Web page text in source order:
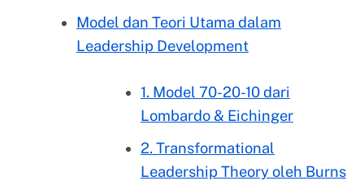
Model dan Teori Utama dalam
Leadership Development
1. Model 70-20-10 dari
Lombardo & Eichinger
2. Transformational
Leadership Theory oleh Burns